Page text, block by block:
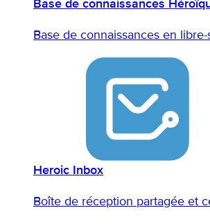
Base de connaissances
Base de connaissances en
Heroic Inbox
Boîte de réception partagée et